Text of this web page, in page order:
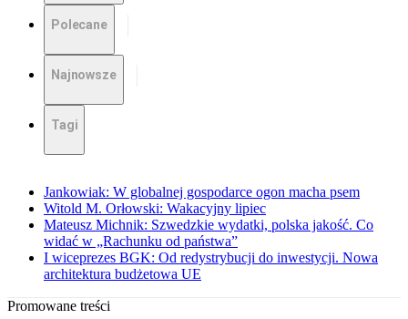
Polecane
Najnowsze
Tagi
Jankowiak: W globalnej gospodarce ogon macha psem
Witold M. Orłowski: Wakacyjny lipiec
Mateusz Michnik: Szwedzkie wydatki, polska jakość. Co
widać w „Rachunku od państwa”
I wiceprezes BGK: Od redystrybucji do inwestycji. Nowa
architektura budżetowa UE
Promowane treści